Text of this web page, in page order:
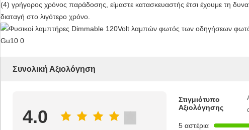
(4) γρήγορος χρόνος παράδοσης, είμαστε κατασκευαστής έτσι έχουμε τη
διαταγή στο λιγότερο χρόνο.
Συνολική Αξιολόγηση
4.0
Στιγμιότυπο
Αξιολόγησης
5 αστέρια